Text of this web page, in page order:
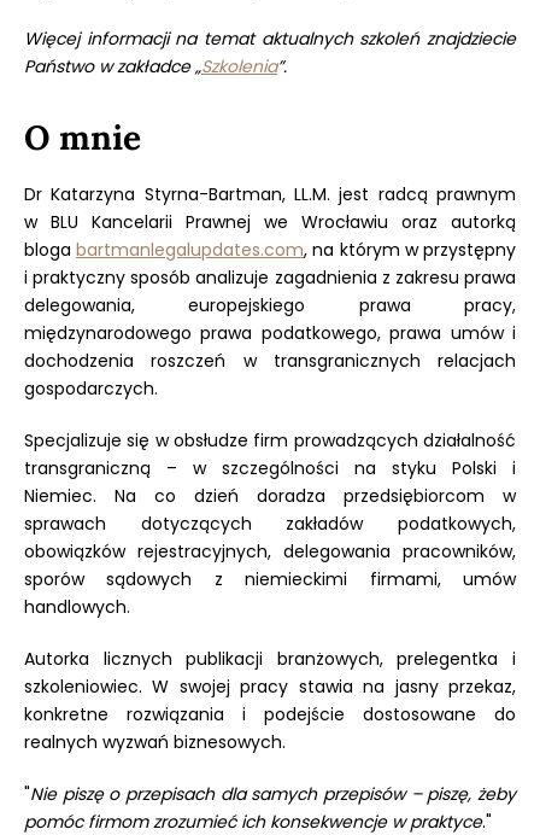
Więcej informacji na temat aktualnych szkoleń znajdziecie
Państwo w zakładce „Szkolenia”.
O mnie
Dr Katarzyna Styrna-Bartman, LL.M. jest radcą prawnym
w BLU Kancelarii Prawnej we Wrocławiu oraz autorką
blogabartmanlegalupdates.com, na którym w przystępny
i praktyczny sposób analizuje zagadnienia z zakresu prawa
delegowania, europejskiego prawa pracy,
międzynarodowego prawa podatkowego, prawa umów i
dochodzenia roszczeń w transgranicznych relacjach
gospodarczych.
Specjalizuje się w obsłudze firm prowadzących działalność
transgraniczną – w szczególności na styku Polski i
Niemiec. Na co dzień doradza przedsiębiorcom w
sprawach dotyczących zakładów podatkowych,
obowiązków rejestracyjnych, delegowania pracowników,
sporów sądowych z niemieckimi firmami, umów
handlowych.
Autorka licznych publikacji branżowych, prelegentka i
szkoleniowiec. W swojej pracy stawia na jasny przekaz,
konkretne rozwiązania i podejście dostosowane do
realnych wyzwań biznesowych.
"Nie piszę o przepisach dla samych przepisów – piszę, żeby
pomóc firmom zrozumieć ich konsekwencje w praktyce."